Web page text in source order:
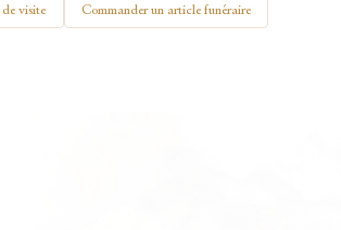
de visite Commander un article funéraire